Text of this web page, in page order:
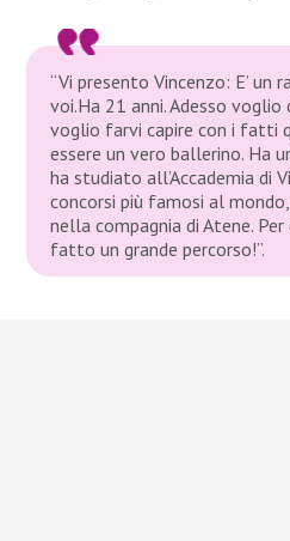
“Vi presento Vincenzo: E’ un
voi.Ha 21 anni. Adesso
voglio farvi capire con i fatti
essere un vero ballerino. Ha
ha studiato all’Accademia di
concorsi più famosi al
nella compagnia di Atene.
fatto un grande percorso!”.